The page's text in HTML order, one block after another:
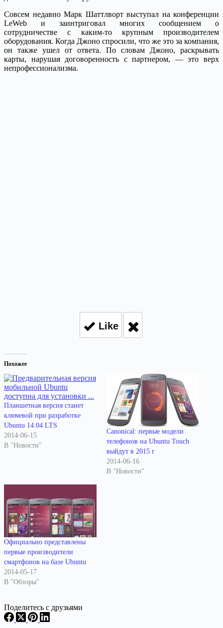
Совсем недавно Марк Шаттлворт выступал на конференции
LeWeb и заинтриговал многих сообщением о
сотрудничестве с каким-то крупным производителем
оборудования. Когда Джоно спросили, что же это за компания,
он также ушел от ответа. По словам Джоно, раскрывать
карты, нарушая договоренность с партнером, — это верх
непрофессионализма.
Like
Похожее
Планшетная версия станет
ключевой при разработке
Ubuntu 14.04 LTS
2014-06-15
В "Новости"
Canonical: первые модели
телефонов на Ubuntu Touch
выйдут в 2015 г
2014-06-16
В "Новости"
Официально представлены
первые производители
смартфонов на базе Ubuntu
2014-05-17
В "Обзоры"
Поделитесь с друзьями